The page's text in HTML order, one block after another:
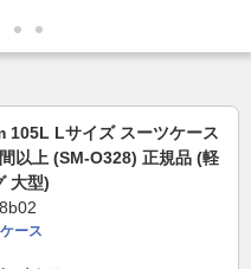
105L Lサイズ スーツケース
以上 (SM-O328) 正規品 (軽
大型)
ース